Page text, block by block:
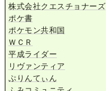
株式会社クエスチョナーズ
ポケ書
ポケモン共和国
ＷＣＲ
平成ライダー
リヴァンティア
ぷりんてぃん